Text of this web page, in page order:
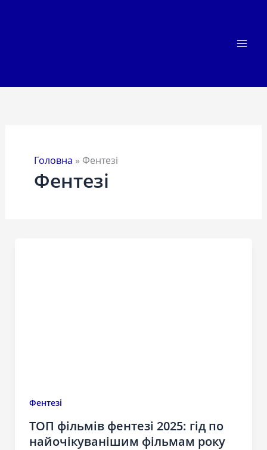
Головна » Фентезі
Фентезі
Фентезі
ТОП фільмів фентезі 2025: гід по
найочікуванішим фільмам року